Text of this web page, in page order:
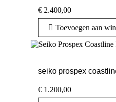
€ 2.400,00
Toevoegen aan
seiko prospex
€ 1.200,00